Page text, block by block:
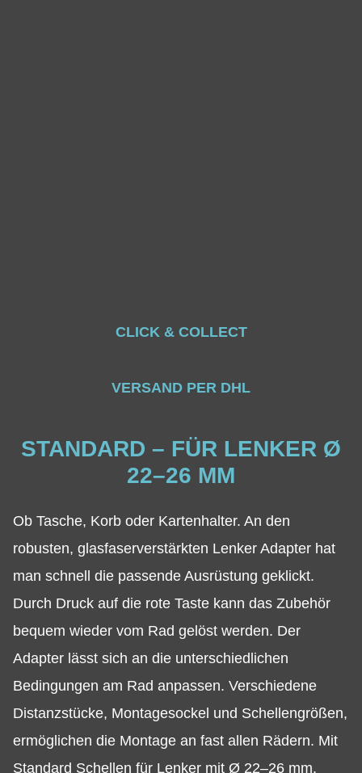
CLICK & COLLECT
VERSAND PER DHL
STANDARD – FÜR LENKER Ø
22–26 MM
Ob Tasche, Korb oder Kartenhalter. An den
robusten, glasfaserverstärkten Lenker Adapter hat
man schnell die passende Ausrüstung geklickt.
Durch Druck auf die rote Taste kann das Zubehör
bequem wieder vom Rad gelöst werden. Der
Adapter lässt sich an die unterschiedlichen
Bedingungen am Rad anpassen. Verschiedene
Distanzstücke, Montagesockel und Schellengrößen,
ermöglichen die Montage an fast allen Rädern. Mit
Standard Schellen für Lenker mit Ø 22–26 mm.